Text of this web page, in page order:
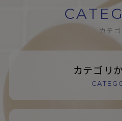
カテゴ
カテゴリ